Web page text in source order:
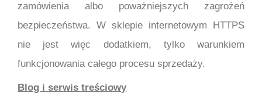
zamówienia albo poważniejszych zagrożeń
bezpieczeństwa. W sklepie internetowym HTTPS
nie jest więc dodatkiem, tylko warunkiem
funkcjonowania całego procesu sprzedaży.
Blog i serwis treściowy